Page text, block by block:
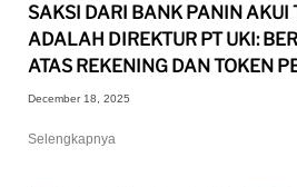
SAKSI DARI BANK PANIN AKUI
ADALAH DIREKTUR PT UKI:
ATAS REKENING DAN TOKEN
December 18, 2025
Selengkapnya